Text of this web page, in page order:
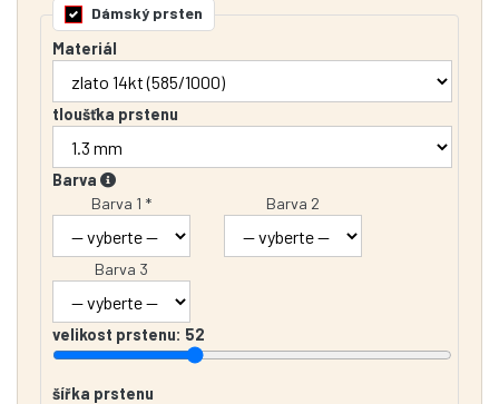
Dámský prsten
Materiál
tloušťka prstenu
Barva
Barva 1 *
Barva 2
Barva 3
velikost prstenu: 52
šířka prstenu